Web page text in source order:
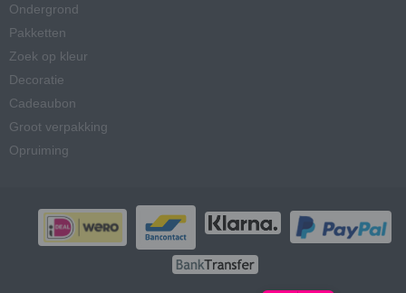
Ondergrond
Pakketten
Zoek op kleur
Decoratie
Cadeaubon
Groot verpakking
Opruiming